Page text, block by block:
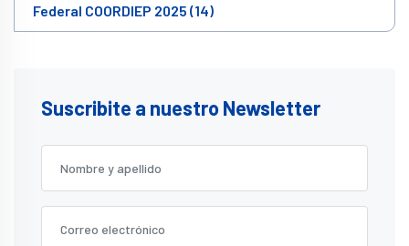
Federal COORDIEP 2025 (14)
Suscribite a nuestro Newsletter